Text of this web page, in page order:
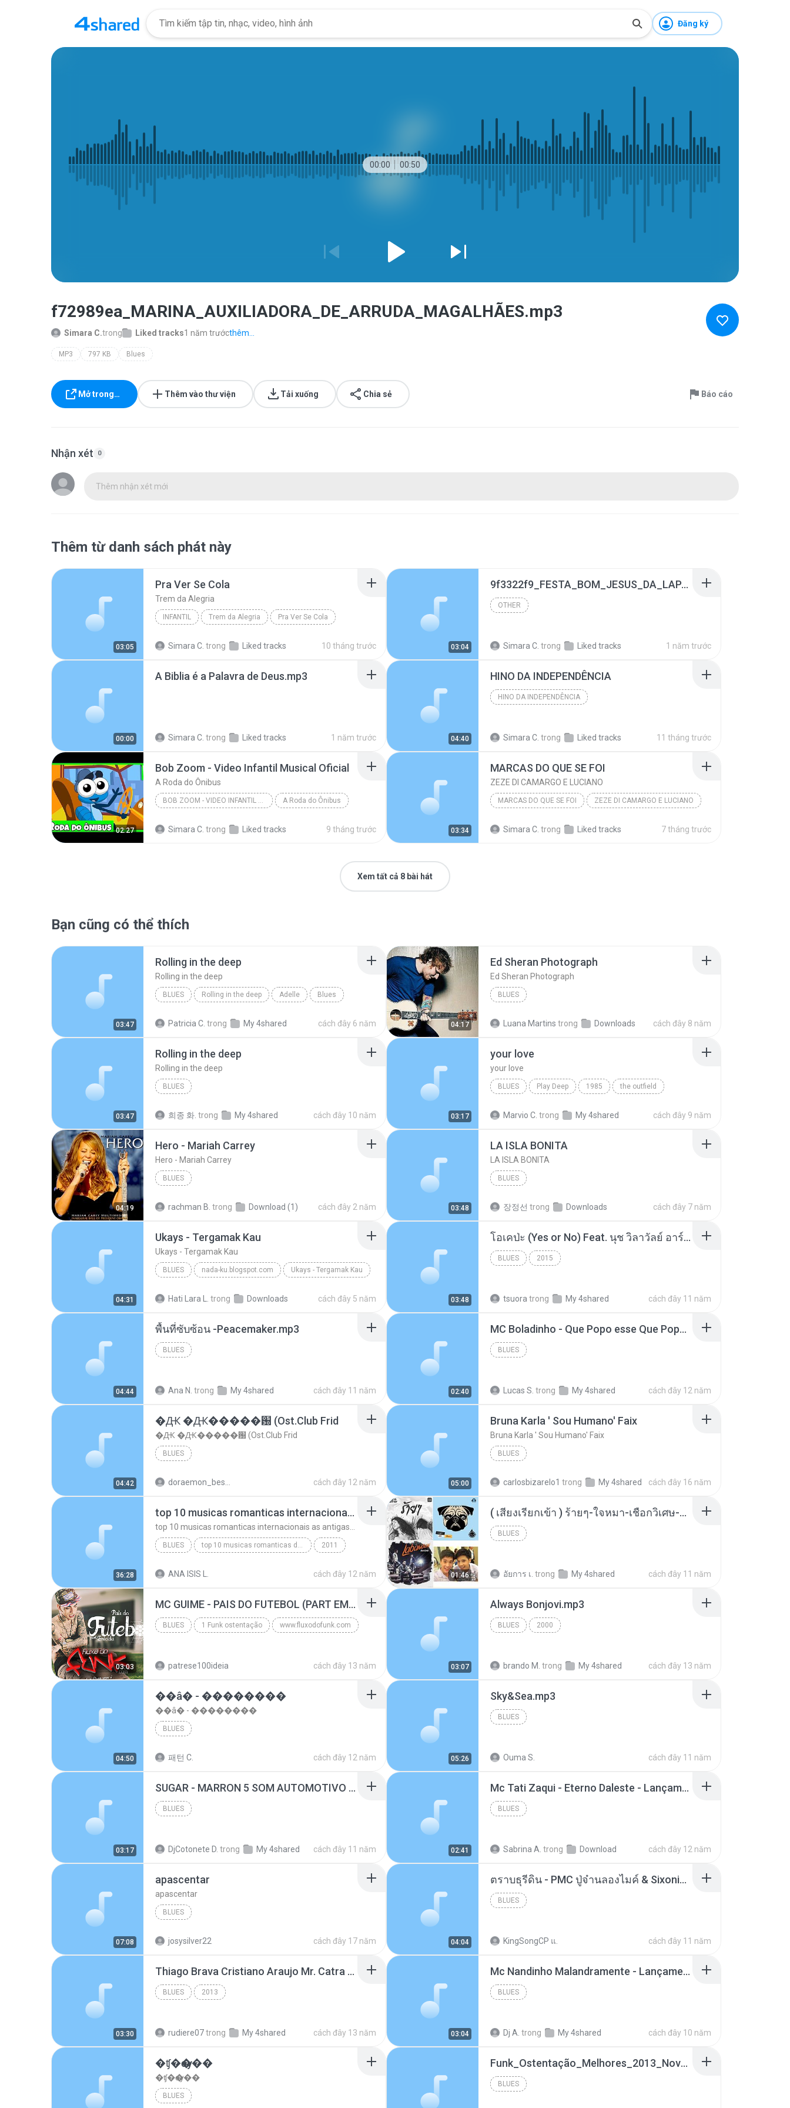
Đăng ký
00:00 00:50
f72989ea_MARINA_AUXILIADORA_DE_ARRUDA_MAGALHÃES.mp3
Simara C.trong Liked tracks1 năm trướcthêm...
MP3 797 KB Blues
Mở trong… Thêm vào thư viện Tải xuống Chia sẻ Báo cáo
Nhận xét 0
Thêm nhận xét mới
Thêm từ danh sách phát này
03:05
Pra Ver Se Cola
Trem da Alegria
INFANTIL Trem da Alegria Pra Ver Se Cola
Simara C. trong Liked tracks 10 tháng trước 03:04
9f3322f9_FESTA_BOM_JESUS_DA_LAPA_2024_PATROCINADORES.mp3
OTHER
Simara C. trong Liked tracks 1 năm trước
00:00
A Biblia é a Palavra de Deus.mp3
Simara C. trong Liked tracks 1 năm trước 04:40
HINO DA INDEPENDÊNCIA
HINO DA INDEPENDÊNCIA
Simara C. trong Liked tracks 11 tháng trước
02:27
Bob Zoom - Video Infantil Musical Oficial
A Roda do Ônibus
BOB ZOOM - VIDEO INFANTIL MUSICAL OFICIAL A Roda do Ônibus
Simara C. trong Liked tracks 9 tháng trước 03:34
MARCAS DO QUE SE FOI
ZEZE DI CAMARGO E LUCIANO
MARCAS DO QUE SE FOI ZEZE DI CAMARGO E LUCIANO
Simara C. trong Liked tracks 7 tháng trước
Xem tất cả 8 bài hát
Bạn cũng có thể thích
03:47
Rolling in the deep
Rolling in the deep
BLUES Rolling in the deep Adelle Blues
Patricia C. trong My 4shared cách đây 6 năm 04:17
Ed Sheran Photograph
Ed Sheran Photograph
BLUES
Luana Martins trong Downloads cách đây 8 năm
03:47
Rolling in the deep
Rolling in the deep
BLUES
희종 화. trong My 4shared cách đây 10 năm 03:17
your love
your love
BLUES Play Deep 1985 the outfield
Marvio C. trong My 4shared cách đây 9 năm
04:19
Hero - Mariah Carrey
Hero - Mariah Carrey
BLUES
rachman B. trong Download (1) cách đây 2 năm 03:48
LA ISLA BONITA
LA ISLA BONITA
BLUES
장정선 trong Downloads cách đây 7 năm
04:31
Ukays - Tergamak Kau
Ukays - Tergamak Kau
BLUES nada-ku.blogspot.com Ukays - Tergamak Kau
Hati Lara L. trong Downloads cách đây 5 năm 03:48
โอเคป่ะ (Yes or No) Feat. นุช วิลาวัลย์ อาร์สยาม - Flame.mp3
BLUES 2015
tsuora trong My 4shared cách đây 11 năm
04:44
พื้นที่ซับซ้อน -Peacemaker.mp3
BLUES
Ana N. trong My 4shared cách đây 11 năm 02:40
MC Boladinho - Que Popo esse Que Popo Gigante (DjWn) (áudio Oficial).mp3
BLUES
Lucas S. trong My 4shared cách đây 12 năm
04:42
�Ԫ �Ԫ�����԰ (Ost.Club Frid
�Ԫ �Ԫ�����԰ (Ost.Club Frid
BLUES
cách đây 12 năm 05:00
Bruna Karla ' Sou Humano' Faix
Bruna Karla ' Sou Humano' Faix
BLUES
carlosbizarelo1 trong My 4shared cách đây 16 năm
36:28
top 10 musicas romanticas internacionais as antigas que faz seu coraçao bater mais forte remix
BLUES top 10 musicas romanticas dj valmir santos pitanga pr 2011
ANA ISIS L. cách đây 12 năm 01:46
( เสียงเรียกเข้า ) ร้ายๆ-ใจหมา-เชือกวิเศษ-ว้าเหว่.mp3
BLUES
อัยการ เ. trong My 4shared cách đây 11 năm
03:03
MC GUIME - PAIS DO FUTEBOL (PART EMICIDA) 2014.mp3
BLUES 1 Funk ostentação www.fluxodofunk.com
patrese100ideia cách đây 13 năm 03:07
Always Bonjovi.mp3
BLUES 2000
brando M. trong My 4shared cách đây 13 năm
04:50
��â� - ��������
��â� - ��������
BLUES
패턴 C. cách đây 12 năm 05:26
Sky&Sea.mp3
BLUES
Ouma S. cách đây 11 năm
03:17
SUGAR - MARRON 5 SOM AUTOMOTIVO (DJ COTONETE BHZ).mp3
BLUES
DjCotonete D. trong My 4shared cách đây 11 năm 02:41
Mc Tati Zaqui - Eterno Daleste - Lançamento 2014.mp3
BLUES
Sabrina A. trong Download cách đây 12 năm
07:08
apascentar
apascentar
BLUES
josysilver22 cách đây 17 năm 04:04
ตราบธุรีดิน - PMC ปู่จ๋านลองไมค์ & Sixonine ( Cover Version ).mp3
BLUES
KingSongCP แ. cách đây 11 năm
03:30
Thiago Brava Cristiano Araujo Mr. Catra - Ta Soltinha.mp3
BLUES 2013
rudiere07trong My 4shared cách đây 13 năm 03:04
Mc Nandinho Malandramente - Lançamento 2016.mp3
BLUES
Dj A. trong My 4shared cách đây 10 năm
�ʧ�ѹ���
�ʧ�ѹ���
BLUES
Funk_Ostentação_Melhores_2013_Novas MC GUIME, MC LON, MC RODOLFINHO, MC NEGUINHO DO KAXETA, MC Leo Da Baixada, MC Boy Do CHarmes.mp3
BLUES